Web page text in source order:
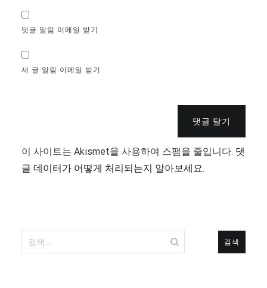
댓글 알림 이메일 받기
새 글 알림 이메일 받기
댓글 달기
이 사이트는 Akismet을 사용하여 스팸을 줄입니다. 댓
글 데이터가 어떻게 처리되는지 알아보세요.
색: